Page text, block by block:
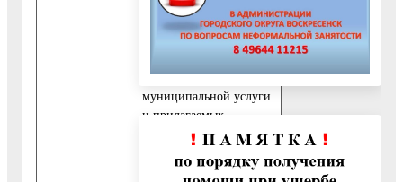
центр, срока выдачи
результата заявителю.
Сроки передачи запроса
о предоставлении
муниципальной услуги
и прилагаемых
документов из
центра в учреждение,